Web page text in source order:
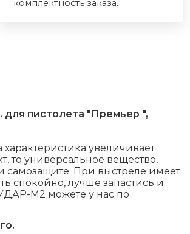
комплектность заказа.
пистолета "Премьер ",
увеличивает
то универсальное вещество,
самозащите. При выстреле имеет
спокойно, лучше запастись и
М2 можете у нас по